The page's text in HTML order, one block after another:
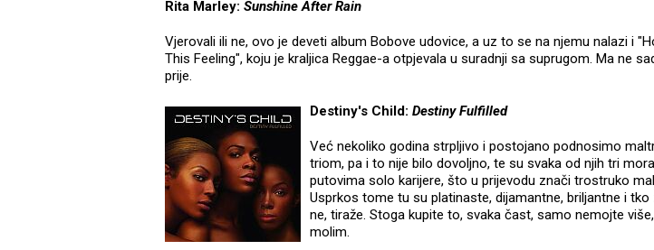
Rita Marley: Sunshine After Rain
Vjerovali ili ne, ovo je deveti album Bobove udovice, a uz to se na njemu nalazi i
This Feeling", koju je kraljica Reggae-a otpjevala u suradnji sa suprugom. Ma ne
prije.
Destiny's Child: Destiny Fulfilled
Već nekoliko godina strpljivo i postojano podnosimo
triom, pa i to nije bilo dovoljno, te su svaka od njih tri
putovima solo karijere, što u prijevodu znači trostruko
Usprkos tome tu su platinaste, dijamantne, briljantne i tko
ne, tiraže. Stoga kupite to, svaka čast, samo nemojte
molim.